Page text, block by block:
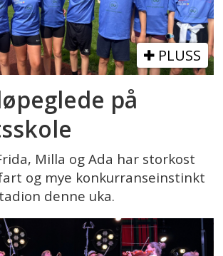
PLUSS
på
Milla og Ada har storkost
og mye konkurranseinstinkt
denne uka.